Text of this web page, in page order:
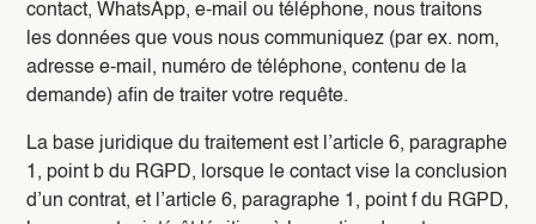
contact, WhatsApp, e-mail ou téléphone, nous traitons
les données que vous nous communiquez (par ex. nom,
adresse e-mail, numéro de téléphone, contenu de la
demande) afin de traiter votre requête.
La base juridique du traitement est l’article 6, paragraphe
1, point b du RGPD, lorsque le contact vise la conclusion
d’un contrat, et l’article 6, paragraphe 1, point f du RGPD,